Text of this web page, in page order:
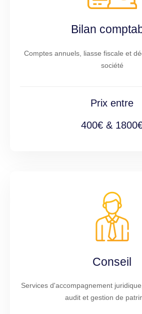
Bilan
Comptes annuels, liasse fiscale et
société
Prix entre
400€ &
Conseil
Services d'accompagnement
audit et gestion de